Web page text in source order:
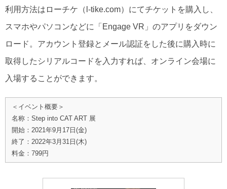
利用方法はローチケ（l-tike.com）にてチケットを購入し、
スマホやパソコンなどに「Engage VR」のアプリをダウン
ロード。アカウント登録とメール認証をした後に購入時に
取得したシリアルコードを入力すれば、オンライン会場に
入場することができます。
＜イベント概要＞
名称：Step into CAT ART 展
開始：2021年9⽉17⽇(金)
終了：2022年3⽉31⽇(木)
料金：799円